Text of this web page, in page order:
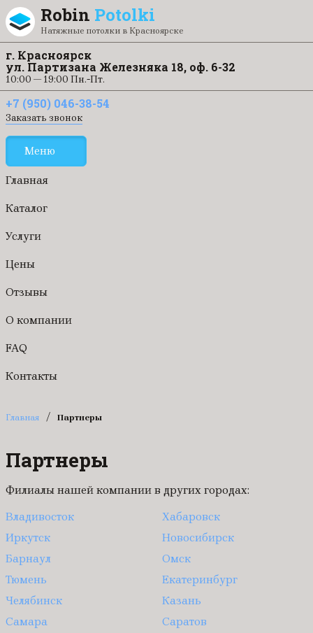
Перейти к содержанию
Robin Potolki
Натяжные потолки в Красноярске
г. Красноярск
ул. Партизана Железняка 18, оф. 6-32
10:00 — 19:00 Пн.-Пт.
+7 (950) 046-38-54
Заказать звонок
Меню
Главная
Каталог
Услуги
Цены
Отзывы
О компании
FAQ
Контакты
Главная / Партнеры
Партнеры
Филиалы нашей компании в других городах:
Владивосток
Хабаровск
Иркутск
Новосибирск
Барнаул
Омск
Тюмень
Екатеринбург
Челябинск
Казань
Самара
Саратов